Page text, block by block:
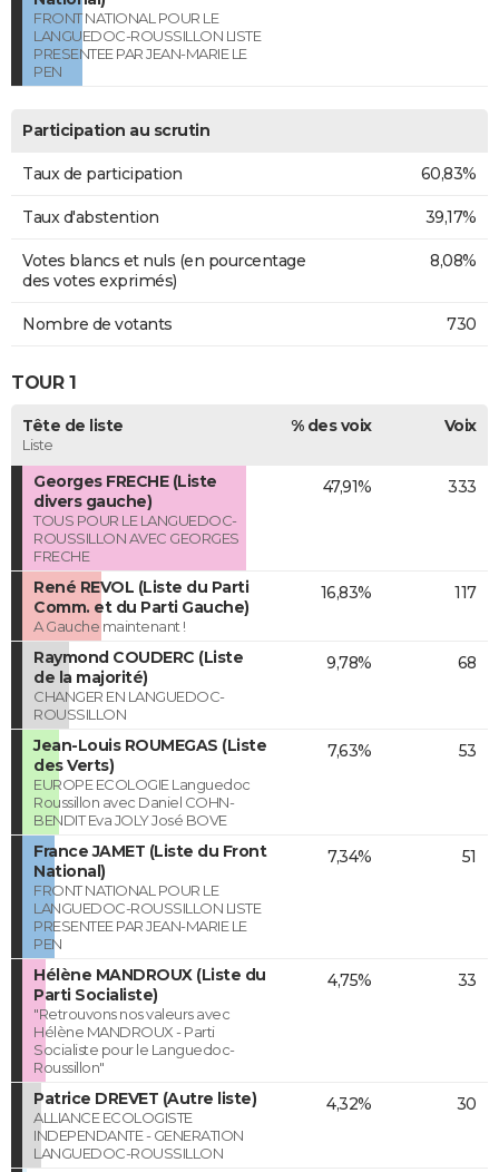
FRONT NATIONAL POUR LE
LANGUEDOC-ROUSSILLON LISTE
PRESENTEE PAR JEAN-MARIE LE
PEN
Participation au scrutin
Taux de participation 60,83%
Taux d'abstention 39,17%
Votes blancs et nuls (en pourcentage
des votes exprimés)
8,08%
Nombre de votants 730
TOUR 1
Tête de liste
Liste
% des voix Voix
Georges FRECHE (Liste
divers gauche)
TOUS POUR LE LANGUEDOC-
ROUSSILLON AVEC GEORGES
FRECHE
47,91% 333
René REVOL (Liste du Parti
Comm. et du Parti Gauche)
A Gauche maintenant !
16,83% 117
Raymond COUDERC (Liste
de la majorité)
CHANGER EN LANGUEDOC-
ROUSSILLON
9,78% 68
Jean-Louis ROUMEGAS (Liste
des Verts)
EUROPE ECOLOGIE Languedoc
Roussillon avec Daniel COHN-
BENDIT Eva JOLY José BOVE
7,63% 53
France JAMET (Liste du Front
National)
FRONT NATIONAL POUR LE
LANGUEDOC-ROUSSILLON LISTE
PRESENTEE PAR JEAN-MARIE LE
PEN
7,34% 51
Hélène MANDROUX (Liste du
Parti Socialiste)
"Retrouvons nos valeurs avec
Hélène MANDROUX - Parti
Socialiste pour le Languedoc-
Roussillon"
4,75% 33
Patrice DREVET (Autre liste)
ALLIANCE ECOLOGISTE
INDEPENDANTE - GENERATION
LANGUEDOC-ROUSSILLON
4,32% 30